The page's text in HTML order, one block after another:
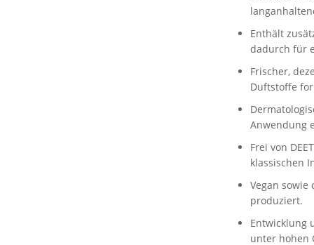
Enthält
dadurch für
Frischer,
Duftstoffe
Anwendung
Frei von
klassischen
Vegan
produziert.
Entwicklung
unter hohen